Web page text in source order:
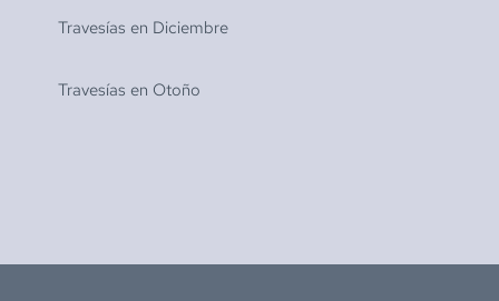
Travesías en Diciembre
Travesías en Otoño